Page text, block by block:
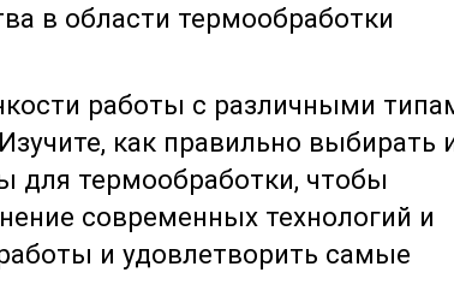
в области термообработки
работы с различными
как правильно выбирать
для термообработки, чтобы
современных технологий и
и удовлетворить самые